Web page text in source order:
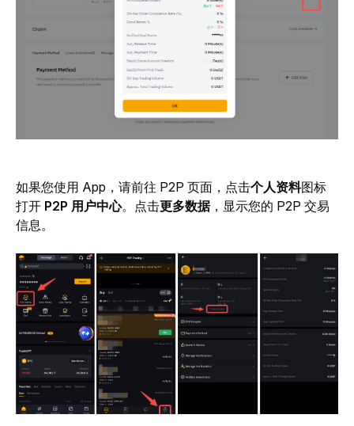
如果您使用 App，请前往 P2P 页面，点击个人资料图标
打开 P2P 用户中心。点击更多数据，显示您的 P2P 交易
信息。